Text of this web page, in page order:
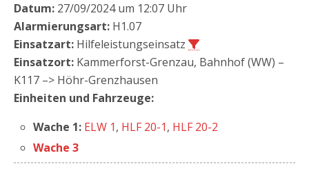
Datum: 27/09/2024 um 12:07 Uhr
Alarmierungsart: H1.07
Einsatzart: Hilfeleistungseinsatz
Einsatzort: Kammerforst-Grenzau, Bahnhof (WW) –
K117 –> Höhr-Grenzhausen
Einheiten und Fahrzeuge:
Wache 1: ELW 1, HLF 20-1, HLF 20-2
Wache 3